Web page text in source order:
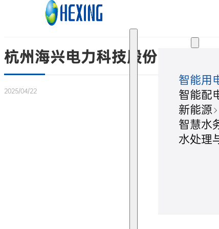
跳转到主要内容 跳转到页脚
智能用
智能配
新能源
智慧水
水处理
杭州海兴电力科技股份有限公
2025/04/22